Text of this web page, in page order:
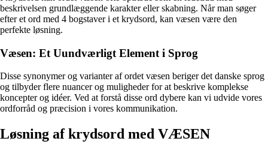
beskrivelsen grundlæggende karakter eller skabning. Når man søger
efter et ord med 4 bogstaver i et krydsord, kan væsen være den
perfekte løsning.
Væsen: Et Uundværligt Element i Sprog
Disse synonymer og varianter af ordet væsen beriger det danske sprog
og tilbyder flere nuancer og muligheder for at beskrive komplekse
koncepter og idéer. Ved at forstå disse ord dybere kan vi udvide vores
ordforråd og præcision i vores kommunikation.
Løsning af krydsord med VÆSEN